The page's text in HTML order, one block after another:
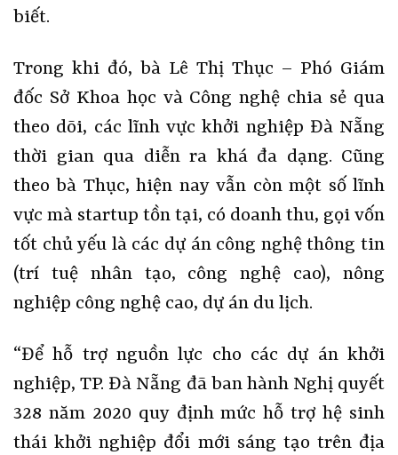
biết.
Trong khi đó, bà Lê Thị Thục – Phó Giám
đốc Sở Khoa học và Công nghệ chia sẻ qua
theo dõi, các lĩnh vực khởi nghiệp Đà Nẵng
thời gian qua diễn ra khá đa dạng. Cũng
theo bà Thục, hiện nay vẫn còn một số lĩnh
vực mà startup tồn tại, có doanh thu, gọi vốn
tốt chủ yếu là các dự án công nghệ thông tin
(trí tuệ nhân tạo, công nghệ cao), nông
nghiệp công nghệ cao, dự án du lịch.
“Để hỗ trợ nguồn lực cho các dự án khởi
nghiệp, TP. Đà Nẵng đã ban hành Nghị quyết
328 năm 2020 quy định mức hỗ trợ hệ sinh
thái khởi nghiệp đổi mới sáng tạo trên địa